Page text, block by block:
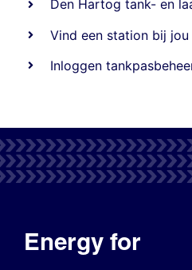
Den Hartog tank- en
Vind een station bij
Inloggen
Energy for